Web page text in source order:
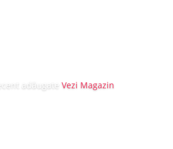
adăugateVezi Magazin